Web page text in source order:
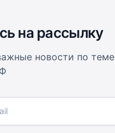
на рассылку
новости по теме